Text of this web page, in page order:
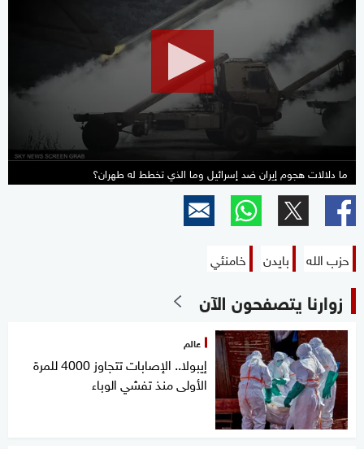
seconds
ما دلالات هجوم إيران ضد إسرائيل وما الذي تخطط له طهران؟
حزب الله بايدن خامنئي
زوارنا يتصفحون الآن
عالم
إيبولا.. الإصابات تتجاوز 4000 للمرة
الأولى منذ تفشي الوباء